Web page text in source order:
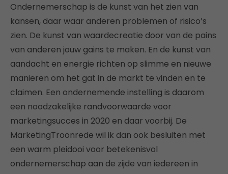
Ondernemerschap is de kunst van het zien van
kansen, daar waar anderen problemen of risico’s
zien. De kunst van waardecreatie door van de pains
van anderen jouw gains te maken. En de kunst van
aandacht en energie richten op slimme en nieuwe
manieren om het gat in de markt te vinden en te
claimen. Een ondernemende instelling is daarom
een noodzakelijke randvoorwaarde voor
marketingsucces in 2020 en daar voorbij. De
MarketingTroonrede wil ik dan ook besluiten met
een warm pleidooi voor betekenisvol
ondernemerschap aan de zijde van iedereen in